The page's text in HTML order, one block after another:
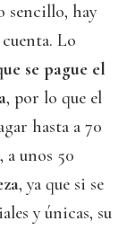
sencillo, hay
Lo
se pague el
, por lo que el
hasta a 70
a unos 50
, ya que si se
y únicas, su